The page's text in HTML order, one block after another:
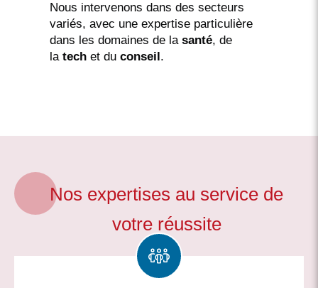
Nous intervenons dans des secteurs
variés, avec une expertise particulière
dans les domaines de la santé, de
la tech et du conseil.
Nos expertises au service de
votre réussite